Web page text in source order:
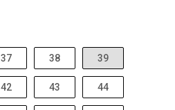
37 38 39
42 43 44